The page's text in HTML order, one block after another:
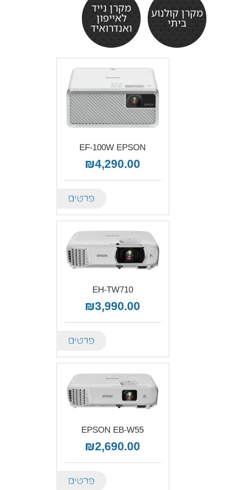
מקרן קולנוע
ביתי
מקרן נייד
לאייפון
ואנדרואיד
EF-100W EPSON
₪4,290.00
EH-TW710
₪3,990.00
EPSON EB-W55
₪2,690.00